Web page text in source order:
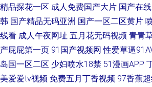
精品探花一区 成人免费国产大片 国产在
韩 国产精品无码亚洲 国产一区二区黄片
线看 成人午夜网址 五月花无码视频 青青
产屁屁第一页 91国产视频网 性爱草逼
岛国一区二区 少妇喷水18禁 51漫画APP
美爱爱tv视频 免费五月丁香视频 97香蕉